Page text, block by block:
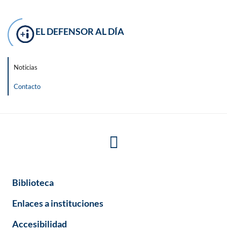
EL DEFENSOR AL DÍA
Noticias
Contacto
Biblioteca
Enlaces a instituciones
Accesibilidad